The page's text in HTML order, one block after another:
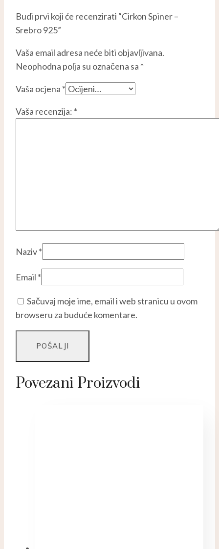
Budi prvi koji će recenzirati “Cirkon Spiner –
Srebro 925”
Vaša email adresa neće biti objavljivana.
Neophodna polja su označena sa *
Vaša ocjena *
Vaša recenzija: *
Naziv*
Email *
Sačuvaj moje ime, email i web stranicu u ovom
browseru za buduće komentare.
Povezani Proizvodi